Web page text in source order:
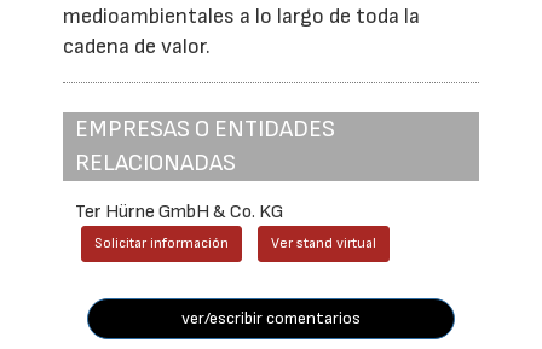
medioambientales a lo largo de toda la
cadena de valor.
EMPRESAS O ENTIDADES
RELACIONADAS
Ter Hürne GmbH & Co. KG
Solicitar información Ver stand virtual
ver/escribir comentarios